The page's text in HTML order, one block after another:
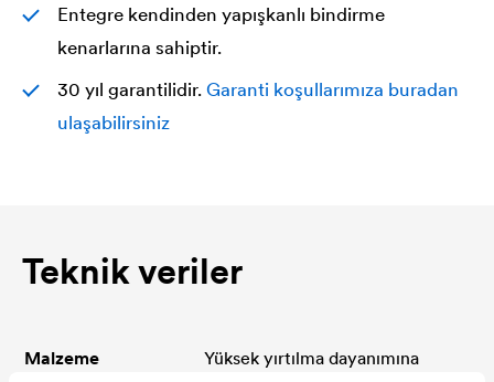
Entegre kendinden yapışkanlı bindirme
kenarlarına sahiptir.
30 yıl garantilidir.Garanti koşullarımıza buradan
ulaşabilirsiniz
Teknik veriler
Malzeme
Yüksek yırtılma dayanımına